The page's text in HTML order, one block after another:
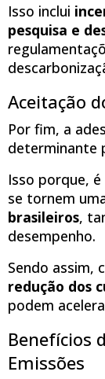
Isso inclui
pesquisa e
Aceitação
Por fim, a
determinante
Isso porque,
se tornem
brasileiros,
desempenho.
Sendo assim, c
redução dos
podem
Benefícios
Emissões